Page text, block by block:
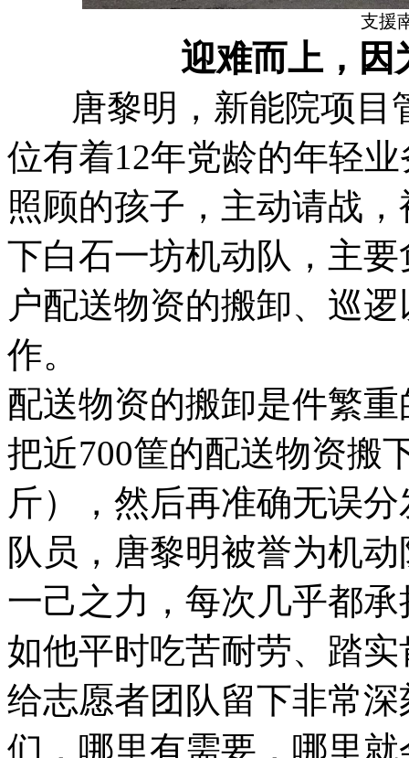
支援
迎难而上，因
唐黎明，新能院项目
位有着12年党龄的年轻
照顾的孩子，主动请战
下白石一坊机动队，主
户配送物资的搬卸、巡
作。
配送物资的搬卸是件繁
把近700筐的配送物资搬
斤），然后再准确无误
队员，唐黎明被誉为机
一己之力，每次几乎都
如他平时吃苦耐劳、踏
给志愿者团队留下非常
们，哪里有需要，哪里